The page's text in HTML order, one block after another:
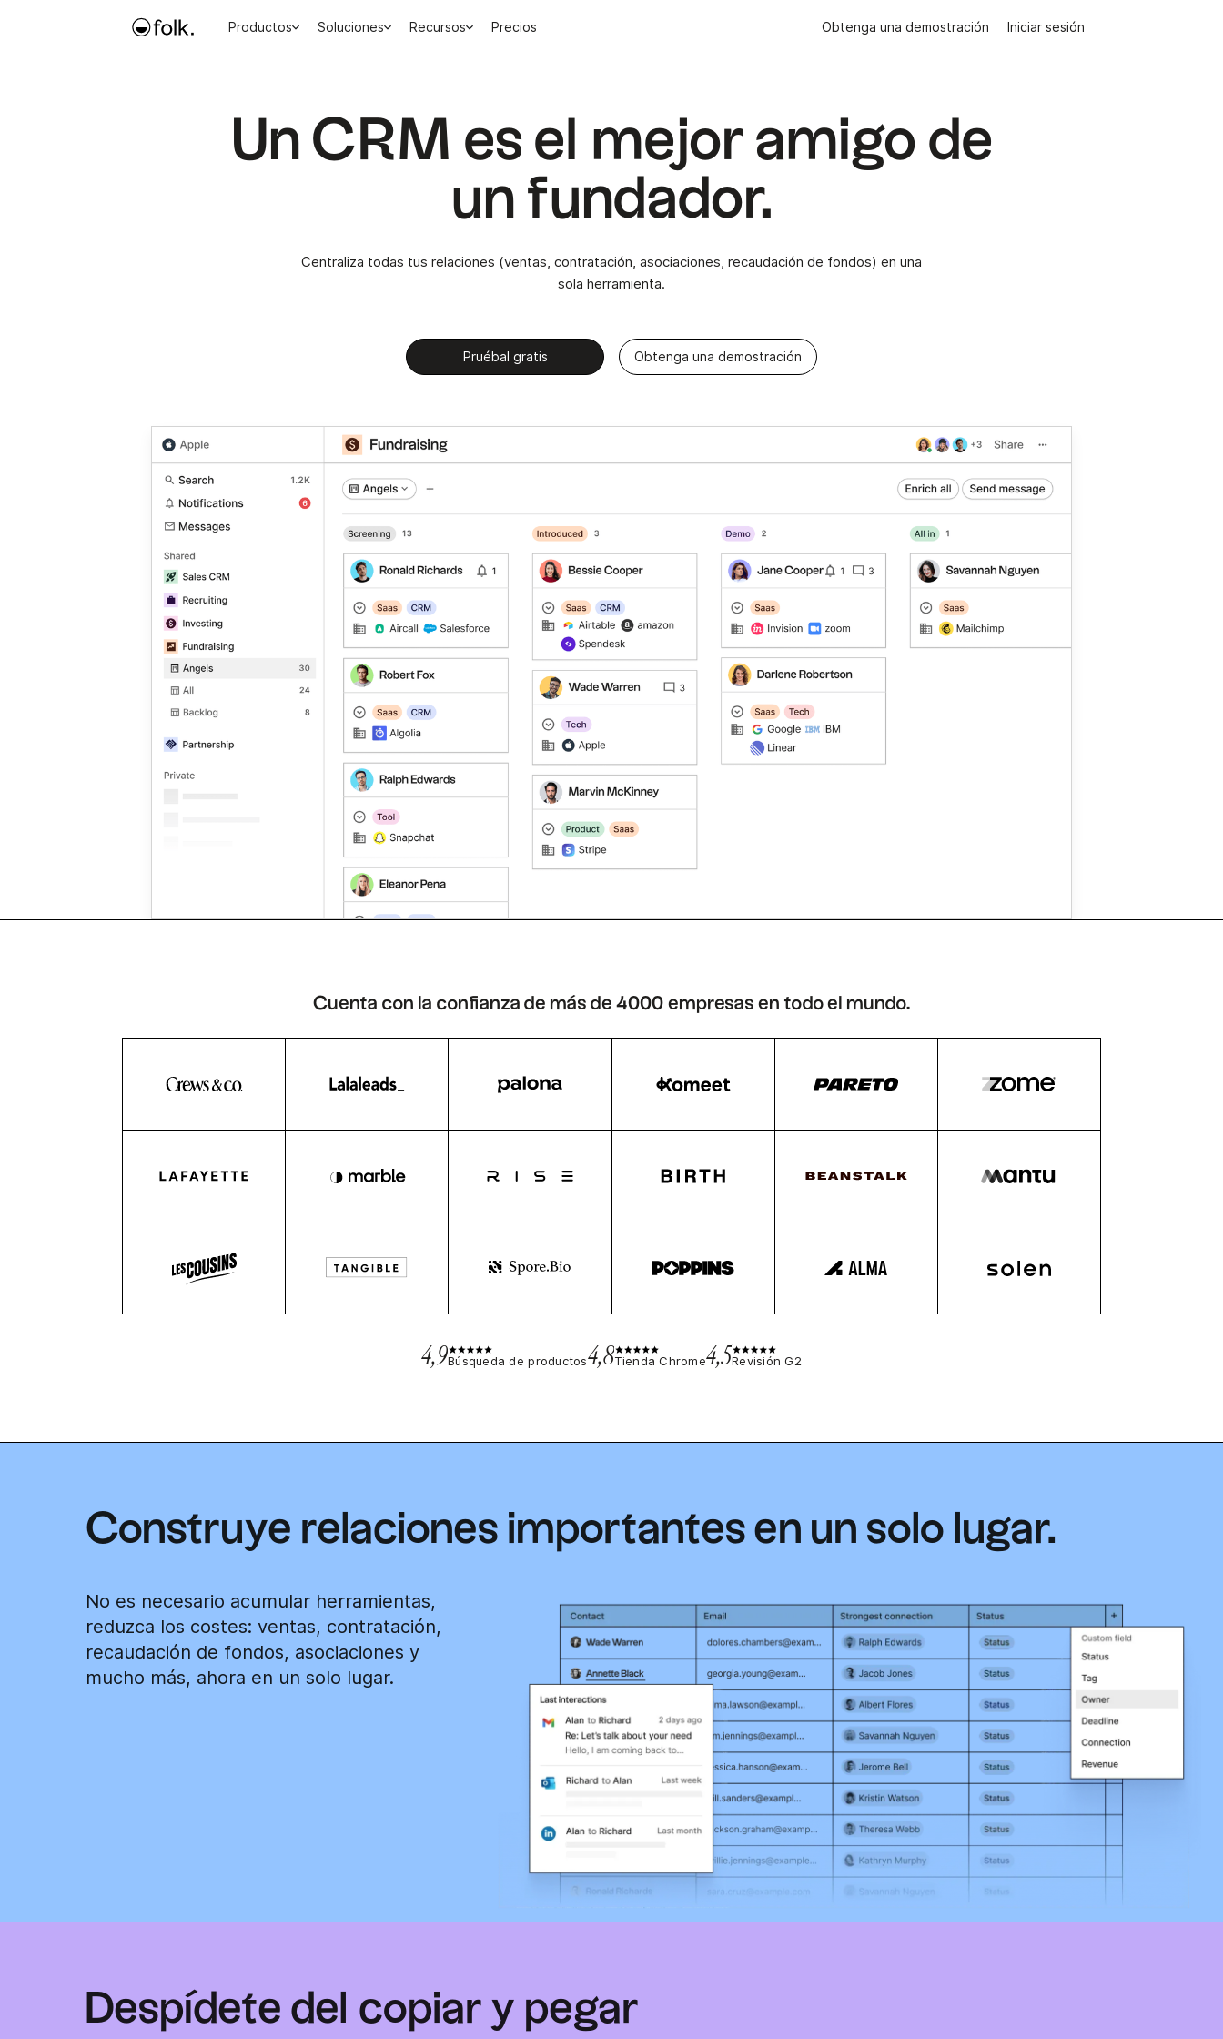
Productos Soluciones Recursos Precios Obtenga una demostración Iniciar sesión
Un CRM es el mejor amigo de
un fundador.
Centraliza todas tus relaciones (ventas, contratación, asociaciones, recaudación de fondos) en una
sola herramienta.
Pruébal gratis Obtenga una demostración
Cuenta con la confianza de más de 4000 empresas en todo el mundo.
4,9Búsqueda de productos4,8Tienda Chrome4,5Revisión G2
Construye relaciones importantes en un solo lugar.
No es necesario acumular herramientas,
reduzca los costes: ventas, contratación,
recaudación de fondos, asociaciones y
mucho más, ahora en un solo lugar.
Despídete del copiar y pegar